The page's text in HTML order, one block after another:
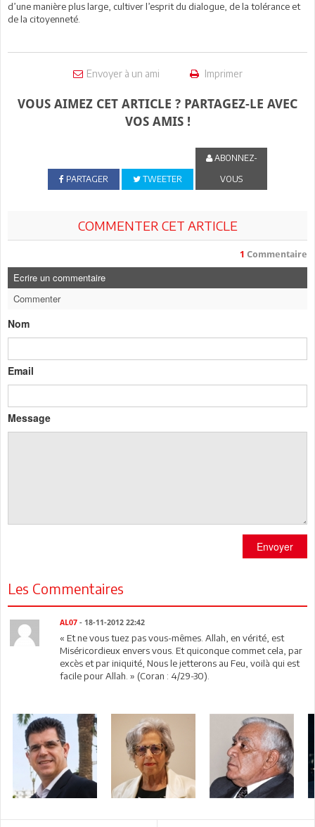
d’une manière plus large, cultiver l’esprit du dialogue, de la tolérance et
de la citoyenneté.
Envoyer à un ami Imprimer
VOUS AIMEZ CET ARTICLE ? PARTAGEZ-LE AVEC
VOS AMIS !
PARTAGER TWEETER
ABONNEZ-
VOUS
COMMENTER CET ARTICLE
1 Commentaire
Ecrire un commentaire
Commenter
Nom
Email
Message
Envoyer
Les Commentaires
AL07 - 18-11-2012 22:42
« Et ne vous tuez pas vous-mêmes. Allah, en vérité, est
Miséricordieux envers vous. Et quiconque commet cela, par
excès et par iniquité, Nous le jetterons au Feu, voilà qui est
facile pour Allah. » (Coran : 4/29-30).